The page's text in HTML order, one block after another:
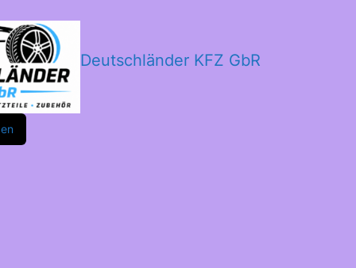
Deutschländer KFZ GbR